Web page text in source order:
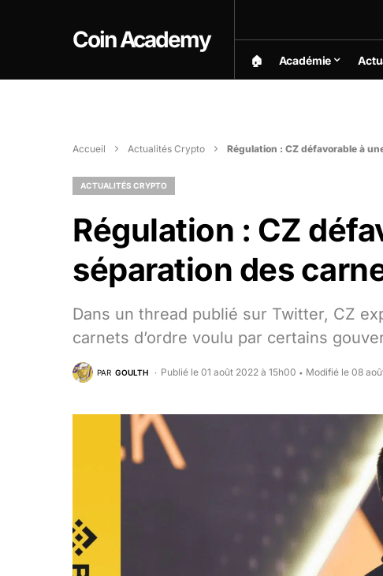
Coin Academy
🏠︎ Académie
Accueil Actualités Crypto Régulation : CZ défavorable à
ACTUALITÉS CRYPTO
Régulation : CZ
séparation des
Dans un thread publié sur Twitter, CZ
carnets d’ordre voulu par certains
PAR GOULTH Publié le 01 août 2022 à 15h00 • Modifié le 08